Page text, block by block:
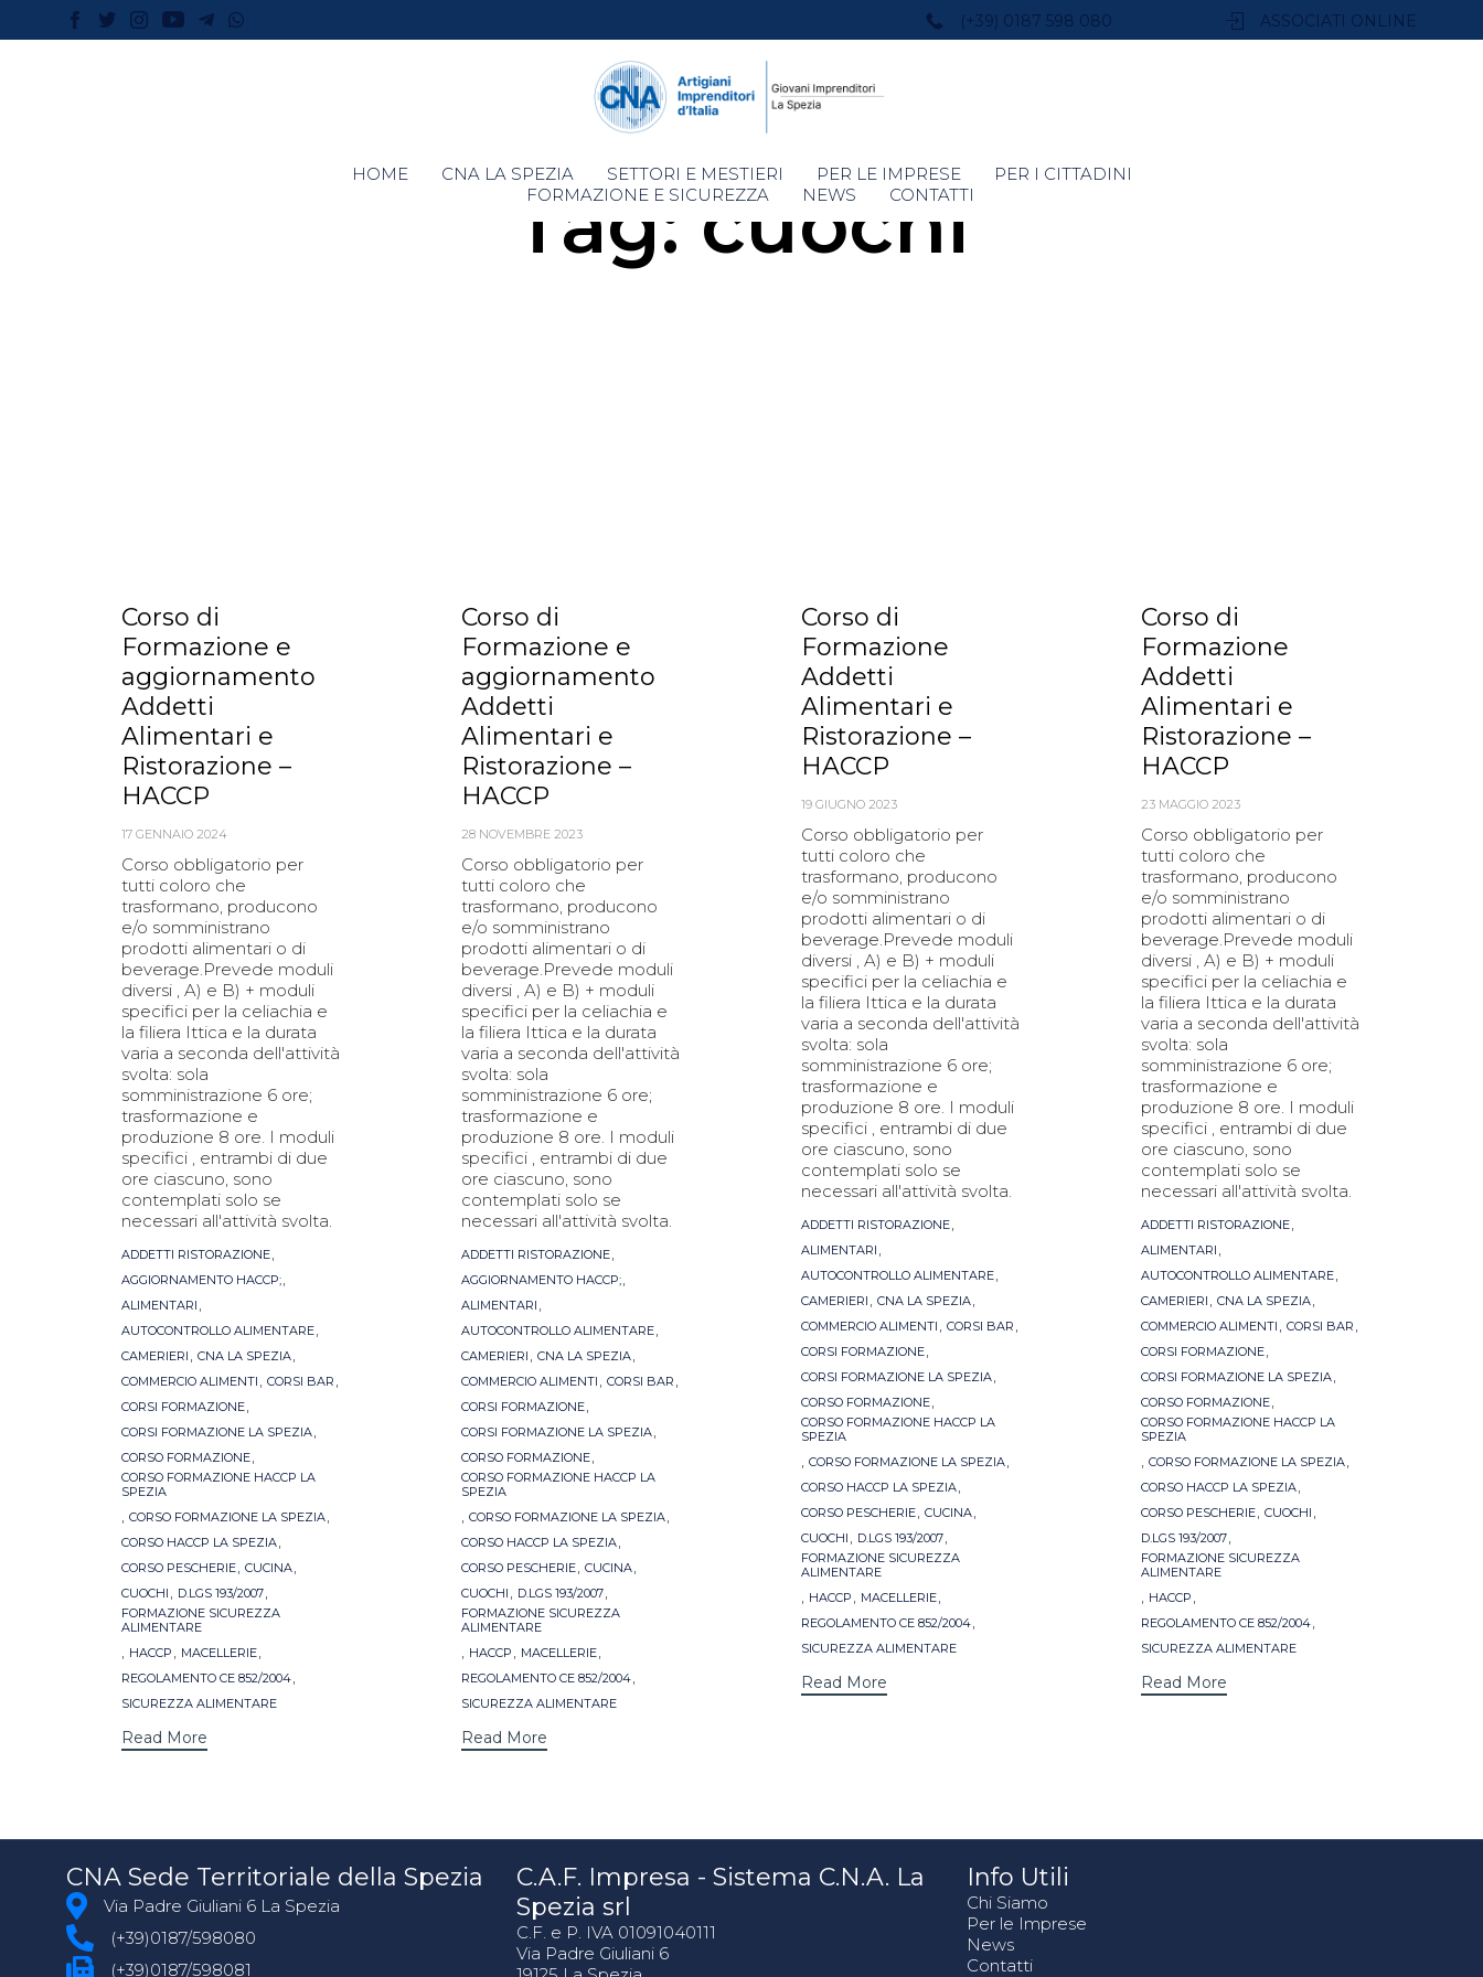
(+39) 0187 598 080 ASSOCIATI ONLINE
Skip
to
HOME CNA LA SPEZIA SETTORI E MESTIERI PER LE IMPRESE
PER I CITTADINI
FORMAZIONE E SICUREZZA
NEWS CONTATTI
Tag:cuochi
Corso di
Formazione e
aggiornamento
Addetti
Alimentari e
Ristorazione –
HACCP
17 GENNAIO 2024
Corso obbligatorio per
tutti coloro che
trasformano, producono
e/o somministrano
prodotti alimentari o di
beverage.Prevede moduli
diversi , A) e B) + moduli
specifici per la celiachia e
la filiera Ittica e la durata
varia a seconda dell'attività
svolta: sola
somministrazione 6 ore;
trasformazione e
produzione 8 ore. I moduli
specifici , entrambi di due
ore ciascuno, sono
contemplati solo se
necessari all'attività svolta.
Tags
ADDETTI RISTORAZIONE,
AGGIORNAMENTO HACCP;,
ALIMENTARI ,
AUTOCONTROLLO ALIMENTARE,
CAMERIERI , CNA LA SPEZIA,
COMMERCIO ALIMENTI , CORSI BAR ,
CORSI FORMAZIONE,
CORSI FORMAZIONE LA SPEZIA,
CORSO FORMAZIONE,
CORSO FORMAZIONE HACCP LA
SPEZIA
, CORSO FORMAZIONE LA SPEZIA,
CORSO HACCP LA SPEZIA,
CORSO PESCHERIE, CUCINA,
CUOCHI , D.LGS 193/2007,
FORMAZIONE SICUREZZA
ALIMENTARE
, HACCP , MACELLERIE,
REGOLAMENTO CE 852/2004,
SICUREZZA ALIMENTARE
Read More
Corso di
Formazione e
aggiornamento
Addetti
Alimentari e
Ristorazione –
HACCP
28 NOVEMBRE 2023
Corso obbligatorio per
tutti coloro che
trasformano, producono
e/o somministrano
prodotti alimentari o di
beverage.Prevede moduli
diversi , A) e B) + moduli
specifici per la celiachia e
la filiera Ittica e la durata
varia a seconda dell'attività
svolta: sola
somministrazione 6 ore;
trasformazione e
produzione 8 ore. I moduli
specifici , entrambi di due
ore ciascuno, sono
contemplati solo se
necessari all'attività svolta.
Tags
ADDETTI RISTORAZIONE,
AGGIORNAMENTO HACCP;,
ALIMENTARI ,
AUTOCONTROLLO ALIMENTARE,
CAMERIERI , CNA LA SPEZIA,
COMMERCIO ALIMENTI , CORSI BAR ,
CORSI FORMAZIONE,
CORSI FORMAZIONE LA SPEZIA,
CORSO FORMAZIONE,
CORSO FORMAZIONE HACCP LA
SPEZIA
, CORSO FORMAZIONE LA SPEZIA,
CORSO HACCP LA SPEZIA,
CORSO PESCHERIE, CUCINA,
CUOCHI , D.LGS 193/2007,
FORMAZIONE SICUREZZA
ALIMENTARE
, HACCP , MACELLERIE,
REGOLAMENTO CE 852/2004,
SICUREZZA ALIMENTARE
Read More
Corso di
Formazione
Addetti
Alimentari e
Ristorazione –
HACCP
19 GIUGNO 2023
Corso obbligatorio per
tutti coloro che
trasformano, producono
e/o somministrano
prodotti alimentari o di
beverage.Prevede moduli
diversi , A) e B) + moduli
specifici per la celiachia e
la filiera Ittica e la durata
varia a seconda dell'attività
svolta: sola
somministrazione 6 ore;
trasformazione e
produzione 8 ore. I moduli
specifici , entrambi di due
ore ciascuno, sono
contemplati solo se
necessari all'attività svolta.
Tags
ADDETTI RISTORAZIONE,
ALIMENTARI ,
AUTOCONTROLLO ALIMENTARE,
CAMERIERI , CNA LA SPEZIA,
COMMERCIO ALIMENTI , CORSI BAR ,
CORSI FORMAZIONE,
CORSI FORMAZIONE LA SPEZIA,
CORSO FORMAZIONE,
CORSO FORMAZIONE HACCP LA
SPEZIA
, CORSO FORMAZIONE LA SPEZIA,
CORSO HACCP LA SPEZIA,
CORSO PESCHERIE, CUCINA,
CUOCHI , D.LGS 193/2007,
FORMAZIONE SICUREZZA
ALIMENTARE
, HACCP , MACELLERIE,
REGOLAMENTO CE 852/2004,
SICUREZZA ALIMENTARE
Read More
Corso di
Formazione
Addetti
Alimentari e
Ristorazione –
HACCP
23 MAGGIO 2023
Corso obbligatorio per
tutti coloro che
trasformano, producono
e/o somministrano
prodotti alimentari o di
beverage.Prevede moduli
diversi , A) e B) + moduli
specifici per la celiachia e
la filiera Ittica e la durata
varia a seconda dell'attività
svolta: sola
somministrazione 6 ore;
trasformazione e
produzione 8 ore. I moduli
specifici , entrambi di due
ore ciascuno, sono
contemplati solo se
necessari all'attività svolta.
Tags
ADDETTI RISTORAZIONE,
ALIMENTARI ,
AUTOCONTROLLO ALIMENTARE,
CAMERIERI , CNA LA SPEZIA,
COMMERCIO ALIMENTI , CORSI BAR ,
CORSI FORMAZIONE,
CORSI FORMAZIONE LA SPEZIA,
CORSO FORMAZIONE,
CORSO FORMAZIONE HACCP LA
SPEZIA
, CORSO FORMAZIONE LA SPEZIA,
CORSO HACCP LA SPEZIA,
CORSO PESCHERIE, CUOCHI ,
D.LGS 193/2007,
FORMAZIONE SICUREZZA
ALIMENTARE
, HACCP ,
REGOLAMENTO CE 852/2004,
SICUREZZA ALIMENTARE
Read More
CNA Sede Territoriale della Spezia
Via Padre Giuliani 6 La Spezia
(+39)0187/598080
(+39)0187/598081
C.A.F. Impresa - Sistema C.N.A. La
Spezia srl
C.F. e P. IVA 01091040111
Via Padre Giuliani 6
Info Utili
Chi Siamo
Per le Imprese
News
Contatti